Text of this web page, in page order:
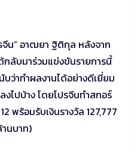
น” อาฒยา ฐิติกุล หลังจาก
กลับมาร่วมแข่งขันรายการนี้
ว่าทำผลงานได้อย่างดีเยี่ยม
ไปบ้าง โดยโปรจีนทำสกอร์
พร้อมรับเงินรางวัล 127,777
นบาท)